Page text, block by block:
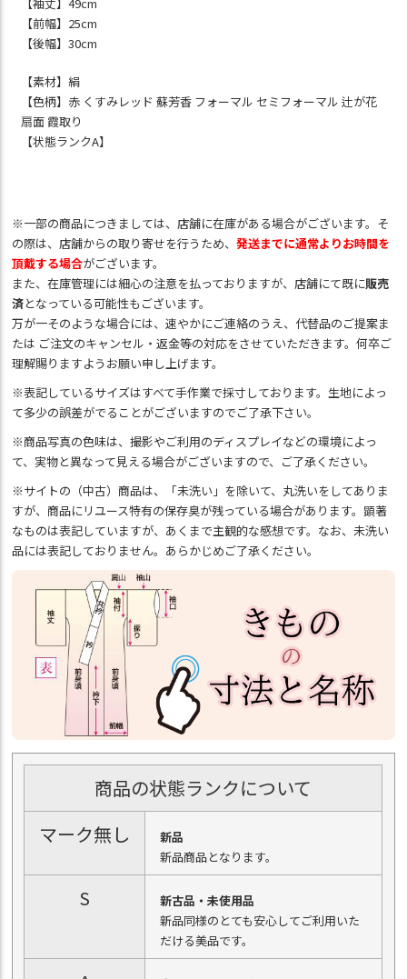
【袖丈】49cm
【前幅】25cm
【後幅】30cm
【素材】絹
【色柄】赤 くすみレッド 蘇芳香 フォーマル セミフォーマル 辻が花
扇面 霞取り
【状態ランクA】
※一部の商品につきましては、店舗に在庫がある場合がございます。そ
の際は、店舗からの取り寄せを行うため、発送までに通常よりお時間を
頂戴する場合がございます。
また、在庫管理には細心の注意を払っておりますが、店舗にて既に販売
済となっている可能性もございます。
万が一そのような場合には、速やかにご連絡のうえ、代替品のご提案ま
たは ご注文のキャンセル・返金等の対応をさせていただきます。何卒ご
理解賜りますようお願い申し上げます。
※表記しているサイズはすべて手作業で採寸しております。生地によっ
て多少の誤差がでることがございますのでご了承下さい。
※商品写真の色味は、撮影やご利用のディスプレイなどの環境によっ
て、実物と異なって見える場合がございますので、ご了承ください。
※サイトの（中古）商品は、「未洗い」を除いて、丸洗いをしてありま
すが、商品にリユース特有の保存臭が残っている場合があります。顕著
なものは表記していますが、あくまで主観的な感想です。なお、未洗い
品には表記しておりません。あらかじめご了承ください。
商品の状態ランクについて
マーク無し
新品
新品商品となります。
S
新古品・未使用品
新品同様のとても安心してご利用いた
だける美品です。